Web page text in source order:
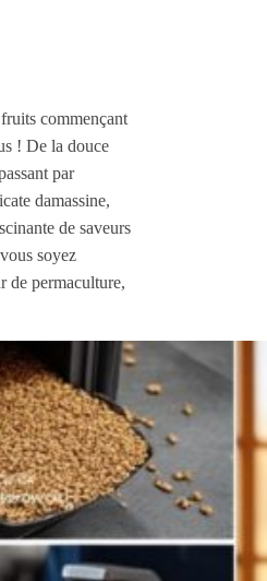
commençant
! De la douce
par
damassine,
de saveurs
soyez
de permaculture,